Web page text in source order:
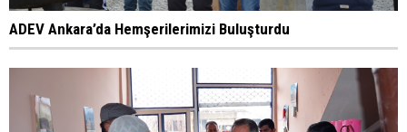
ADEV Ankara’da Hemşerilerimizi Buluşturdu